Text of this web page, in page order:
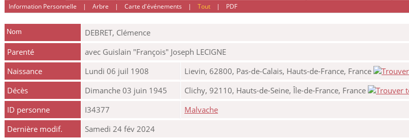
Information Personnelle |Arbre |Carte d'événements |Tout | PDF
Nom DEBRET, Clémence
Parenté
avec Guislain "François" Joseph LECIGNE
Naissance
Lundi 06 juil 1908
Lievin, 62800, Pas-de-Calais, Hauts-de-France, France
Décès
Dimanche 03 juin 1945
Clichy, 92110, Hauts-de-Seine, Île-de-France, France
ID personne
I34377
Malvache
Dernière modif.
Samedi 24 fév 2024